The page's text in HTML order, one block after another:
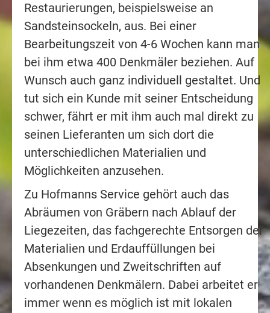
Restaurierungen, beispielsweise an
Sandsteinsockeln, aus. Bei einer
Bearbeitungszeit von 4-6 Wochen kann man
bei ihm etwa 400 Denkmäler beziehen. Auf
Wunsch auch ganz individuell gestaltet. Und
tut sich ein Kunde mit seiner Entscheidung
schwer, fährt er mit ihm auch mal direkt zu
seinen Lieferanten um sich dort die
unterschiedlichen Materialien und
Möglichkeiten anzusehen.
Zu Hofmanns Service gehört auch das
Abräumen von Gräbern nach Ablauf der
Liegezeiten, das fachgerechte Entsorgen der
Materialien und Erdauffüllungen bei
Absenkungen und Zweitschriften auf
vorhandenen Denkmälern. Dabei arbeitet er
immer wenn es möglich ist mit lokalen